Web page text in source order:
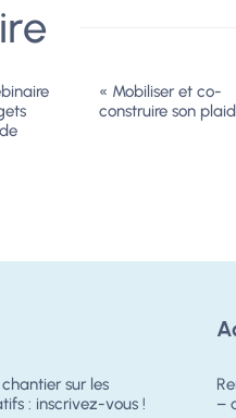
« Mobiliser et co-
construire son
sur les
: inscrivez-vous !
–